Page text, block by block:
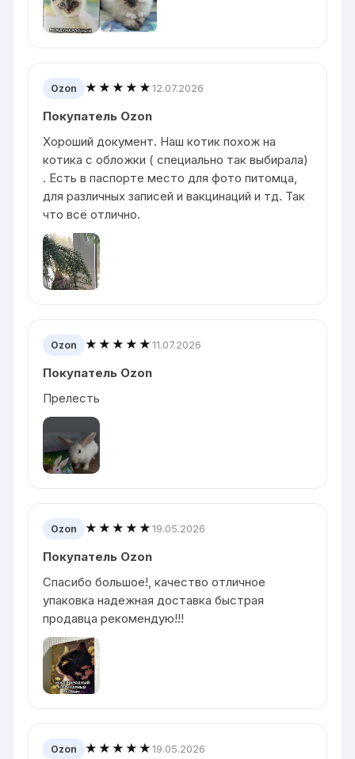
Ozon ★★★★★12.07.2026
Покупатель Ozon
Хороший документ. Наш котик похож на
котика с обложки ( специально так выбирала)
. Есть в паспорте место для фото питомца,
для различных записей и вакцинаций и тд. Так
что всё отлично.
Ozon ★★★★★11.07.2026
Покупатель Ozon
Прелесть
Ozon ★★★★★19.05.2026
Покупатель Ozon
Спасибо большое!, качество отличное
упаковка надежная доставка быстрая
продавца рекомендую!!!
Ozon ★★★★★19.05.2026